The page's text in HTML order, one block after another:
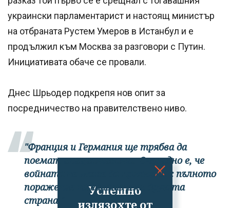
Успешно
излязохте от
украински парламентарист и настоящ министър
на отбраната Рустем Умеров в Истанбул и е
продължил към Москва за разговори с Путин.
Инициативата обаче се провали.
Днес Шрьодер подкрепя нов опит за
посредничество на правителствено ниво.
"Франция и Германия ще трябва да
поемат инициативата. Очевидно е, че
войната не може да приключи с пълното
поражение на едната или другата
страна."